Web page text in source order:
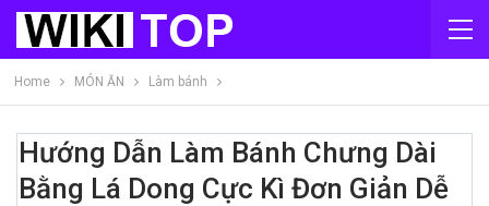
Home MÓN ĂN Làm bánh
Hướng Dẫn Làm Bánh Chưng Dài
Bằng Lá Dong Cực Kì Đơn Giản Dễ